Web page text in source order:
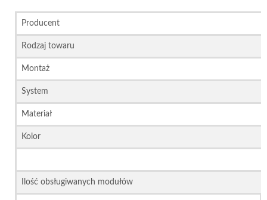
Producent
Rodzaj towaru
Montaż
System
Materiał
Kolor
Ilość obsługiwanych modułów